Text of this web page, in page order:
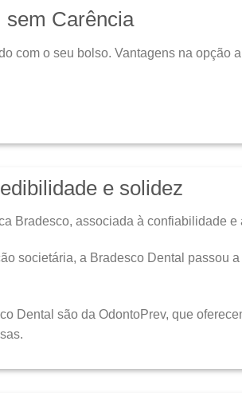
sem Carência
com o seu bolso. Vantagens na opção
e solidez
Bradesco, associada à confiabilidade e
societária, a Bradesco Dental passou
Dental são da OdontoPrev, que